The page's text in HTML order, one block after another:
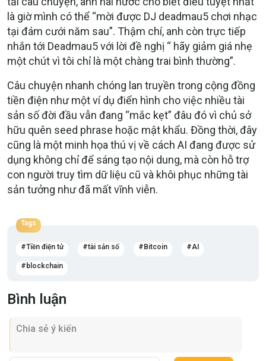
là giờ mình có thể “mời được DJ deadmau5 chơi nhạc
tại đám cưới năm sau”. Thậm chí, anh còn trực tiếp
nhắn tới Deadmau5 với lời đề nghị “ hãy giảm giá nhẹ
một chút vì tôi chỉ là một chàng trai bình thường”.
Câu chuyện nhanh chóng lan truyền trong cộng đồng
tiền điện như một ví dụ điển hình cho việc nhiều tài
sản số đời đầu vẫn đang “mắc kẹt” đâu đó vì chủ sở
hữu quên seed phrase hoặc mật khẩu. Đồng thời, đây
cũng là một minh họa thú vị về cách AI đang được sử
dụng không chỉ để sáng tạo nội dung, mà còn hỗ trợ
con người truy tìm dữ liệu cũ và khôi phục những tài
sản tưởng như đã mất vĩnh viễn.
Tags
Tiền điện tử tài sản số Bitcoin AI
blockchain
Bình luận